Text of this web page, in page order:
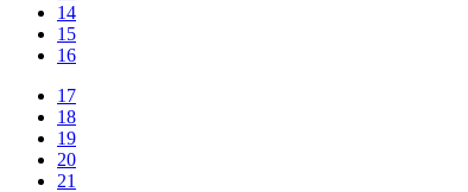
14
15
16
17
18
19
20
21